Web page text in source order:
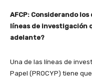
AFCP: Considerando
líneas de investigación
adelante?
Una de las líneas de
Papel (PROCYP) tiene